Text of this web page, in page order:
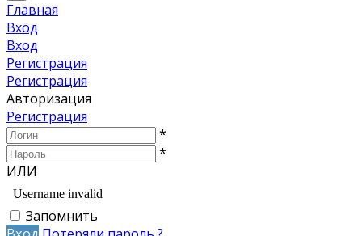
Главная
Вход
Вход
Регистрация
Регистрация
Авторизация
Регистрация
*
*
ИЛИ
Запомнить